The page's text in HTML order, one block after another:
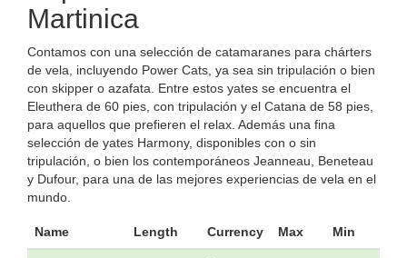
Martinica
Contamos con una selección de catamaranes para chárters
de vela, incluyendo Power Cats, ya sea sin tripulación o bien
con skipper o azafata. Entre estos yates se encuentra el
Eleuthera de 60 pies, con tripulación y el Catana de 58 pies,
para aquellos que prefieren el relax. Además una fina
selección de yates Harmony, disponibles con o sin
tripulación, o bien los contemporáneos Jeanneau, Beneteau
y Dufour, para una de las mejores experiencias de vela en el
mundo.
Name Length Currency Max Min